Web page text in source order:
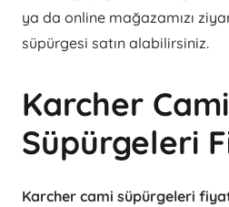
ya da online mağazamızı
süpürgesi satın alabilirsiniz.
Karcher Cami
Süpürgeleri
Karcher cami süpürgeleri